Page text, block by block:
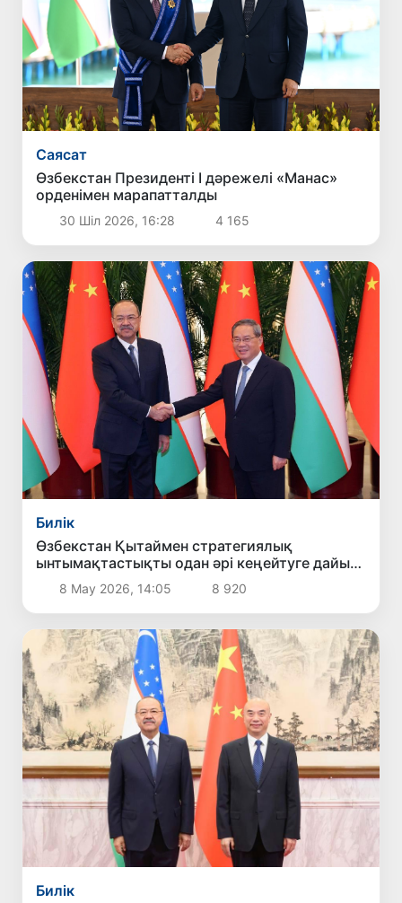
Саясат
Өзбекстан Президенті I дәрежелі «Манас»
орденімен марапатталды
30 Шіл 2026, 16:28 4 165
Билік
Өзбекстан Қытаймен стратегиялық
ынтымақтастықты одан әрі кеңейтуге дайын
екенін мәлімдеді
8 Мау 2026, 14:05 8 920
Билік